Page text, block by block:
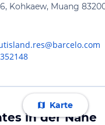
Kohkaew, Muang
Karte
in der Nähe